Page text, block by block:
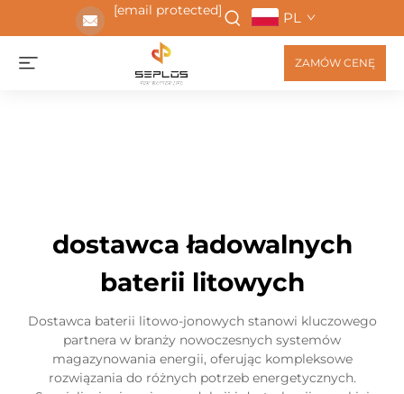
[email protected] PL
ZAMÓW CENĘ
dostawca ładowalnych
baterii litowych
Dostawca baterii litowo-jonowych stanowi kluczowego
partnera w branży nowoczesnych systemów
magazynowania energii, oferując kompleksowe
rozwiązania do różnych potrzeb energetycznych.